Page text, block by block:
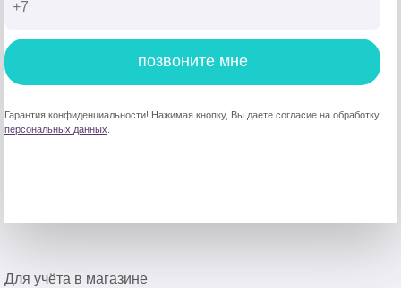
позвоните мне
Гарантия конфиденциальности! Нажимая кнопку, Вы даете согласие на обработку
персональных данных
Для учёта в магазине